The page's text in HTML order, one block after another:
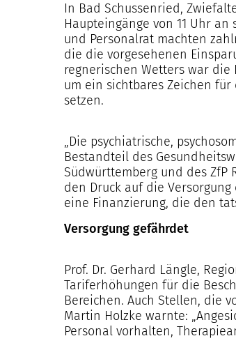
In Bad Schussenried,
Haupteingänge von 11 Uhr
und Personalrat machten
die die vorgesehenen
regnerischen Wetters war
um ein sichtbares Zeichen
setzen.
„Die psychiatrische,
Bestandteil des
Südwürttemberg und des
den Druck auf die
eine Finanzierung, die den
Versorgung gefährdet
Prof. Dr. Gerhard Längle,
Tariferhöhungen für die
Bereichen. Auch Stellen, die
Martin Holzke warnte:
Personal vorhalten,